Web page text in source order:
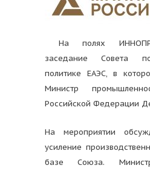
На полях
заседание Совета
политике ЕАЭС, в
Министр
Российской Федерации
На мероприятии
усиление
базе Союза.